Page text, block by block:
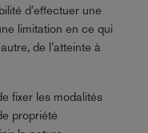
d’effectuer une
limitation en ce qui
de l’atteinte à
fixer les modalités
propriété